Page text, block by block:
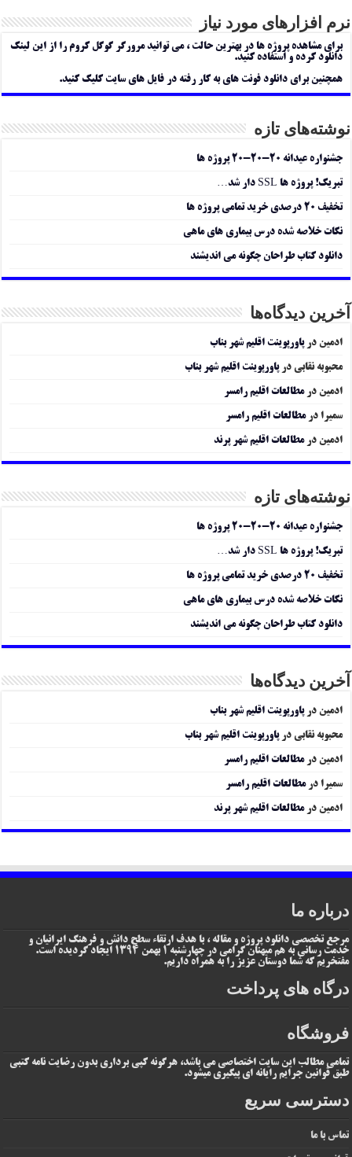
نرم افزارهای مورد نیاز
برای مشاهده پروژه ها در بهترین حالت ، می توانید مرورگر گوگل کروم را از این لینک
دانلود کرده و استفاده کنید.
همچنین برای دانلود فونت های به کار رفته در فایل های سایت کلیک کنید.
نوشته‌های تازه
جشنواره عیدانه ۲۰-۲۰-۲۰ پروژه ها
تبریک! پروژه ها SSL دار شد…
تخفیف ۲۰ درصدی خرید تمامی پروژه ها
نکات خلاصه شده درس بیماری های ماهی
دانلود کتاب طراحان چگونه می اندیشند
آخرین دیدگاه‌ها
ادمین درپاورپوینت اقلیم شهر بناب
محبوبه نقابی درپاورپوینت اقلیم شهر بناب
ادمین درمطالعات اقلیم رامسر
سمیرا درمطالعات اقلیم رامسر
ادمین درمطالعات اقلیم شهر پرند
نوشته‌های تازه
جشنواره عیدانه ۲۰-۲۰-۲۰ پروژه ها
تبریک! پروژه ها SSL دار شد…
تخفیف ۲۰ درصدی خرید تمامی پروژه ها
نکات خلاصه شده درس بیماری های ماهی
دانلود کتاب طراحان چگونه می اندیشند
آخرین دیدگاه‌ها
ادمین درپاورپوینت اقلیم شهر بناب
محبوبه نقابی درپاورپوینت اقلیم شهر بناب
ادمین درمطالعات اقلیم رامسر
سمیرا درمطالعات اقلیم رامسر
ادمین درمطالعات اقلیم شهر پرند
درباره ما
مرجع تخصصی دانلود پروژه و مقاله ، با هدف ارتقاء سطح دانش و فرهنگ ایرانیان و
خدمت رسانی به هم میهنان گرامی در چهارشنبه 1 بهمن 1394 ایجاد گردیده است.
مفتخریم که شما دوستان عزیز را به همراه داریم.
درگاه های پرداخت
فروشگاه
تمامی مطالب این سایت اختصاصی می باشد، هرگونه کپی برداری بدون رضایت نامه کتبی
طبق قوانین جرایم رایانه ای پیگیری میشود.
دسترسی سریع
تماس با ما